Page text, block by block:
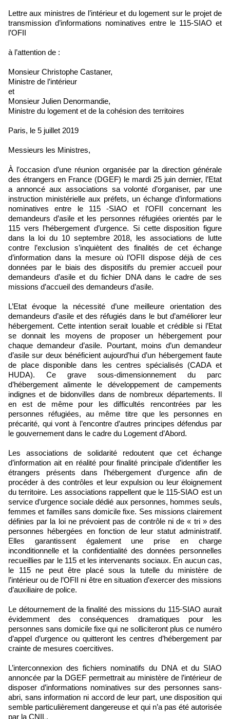
Lettre aux ministres de l’intérieur et du logement sur le projet de
transmission d’informations nominatives entre le 115-SIAO et
l’OFII
à l’attention de :
Monsieur Christophe Castaner,
Ministre de l’intérieur
et
Monsieur Julien Denormandie,
Ministre du logement et de la cohésion des territoires
Paris, le 5 juillet 2019
Messieurs les Ministres,
À l’occasion d’une réunion organisée par la direction générale
des étrangers en France (DGEF) le mardi 25 juin dernier, l’Etat
a annoncé aux associations sa volonté d’organiser, par une
instruction ministérielle aux préfets, un échange d’informations
nominatives entre le 115 -SIAO et l’OFII concernant les
demandeurs d’asile et les personnes réfugiées orientés par le
115 vers l’hébergement d’urgence. Si cette disposition figure
dans la loi du 10 septembre 2018, les associations de lutte
contre l’exclusion s’inquiètent des finalités de cet échange
d’information dans la mesure où l’OFII dispose déjà de ces
données par le biais des dispositifs du premier accueil pour
demandeurs d’asile et du fichier DNA dans le cadre de ses
missions d’accueil des demandeurs d’asile.
L’Etat évoque la nécessité d’une meilleure orientation des
demandeurs d’asile et des réfugiés dans le but d’améliorer leur
hébergement. Cette intention serait louable et crédible si l’Etat
se donnait les moyens de proposer un hébergement pour
chaque demandeur d’asile. Pourtant, moins d’un demandeur
d’asile sur deux bénéficient aujourd’hui d’un hébergement faute
de place disponible dans les centres spécialisés (CADA et
HUDA). Ce grave sous-dimensionnement du parc
d’hébergement alimente le développement de campements
indignes et de bidonvilles dans de nombreux départements. Il
en est de même pour les difficultés rencontrées par les
personnes réfugiées, au même titre que les personnes en
précarité, qui vont à l’encontre d’autres principes défendus par
le gouvernement dans le cadre du Logement d’Abord.
Les associations de solidarité redoutent que cet échange
d’information ait en réalité pour finalité principale d’identifier les
étrangers présents dans l’hébergement d’urgence afin de
procéder à des contrôles et leur expulsion ou leur éloignement
du territoire. Les associations rappellent que le 115-SIAO est un
service d’urgence sociale dédié aux personnes, hommes seuls,
femmes et familles sans domicile fixe. Ses missions clairement
définies par la loi ne prévoient pas de contrôle ni de « tri » des
personnes hébergées en fonction de leur statut administratif.
Elles garantissent également une prise en charge
inconditionnelle et la confidentialité des données personnelles
recueillies par le 115 et les intervenants sociaux. En aucun cas,
le 115 ne peut être placé sous la tutelle du ministère de
l’intérieur ou de l’OFII ni être en situation d’exercer des missions
d’auxiliaire de police.
Le détournement de la finalité des missions du 115-SIAO aurait
évidemment des conséquences dramatiques pour les
personnes sans domicile fixe qui ne solliciteront plus ce numéro
d’appel d’urgence ou quitteront les centres d’hébergement par
crainte de mesures coercitives.
L’interconnexion des fichiers nominatifs du DNA et du SIAO
annoncée par la DGEF permettrait au ministère de l’intérieur de
disposer d’informations nominatives sur des personnes sans-
abri, sans information ni accord de leur part, une disposition qui
semble particulièrement dangereuse et qui n’a pas été autorisée
par la CNIL.